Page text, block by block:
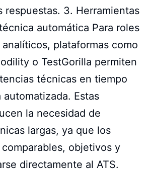
respuestas. 3. Herramientas
automática Para roles
plataformas como
o TestGorilla permiten
técnicas en tiempo
Estas
la necesidad de
largas, ya que los
objetivos y
directamente al ATS.